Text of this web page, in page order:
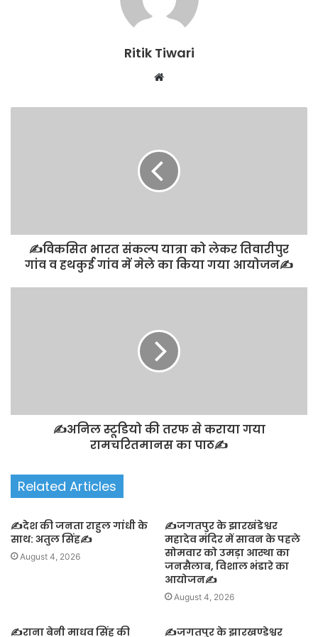
Ritik Tiwari
Website
✍️विकसित भारत संकल्प यात्रा को लेकर तिवारीपुर
गांव व हथकुई गांव में मेले का किया गया आयोजन✍️
✍️अनिल स्टूडियो की तरफ से कराया गया
रामचरितमानस का पाठ✍️
Related Articles
✍️देश की जनता राहुल गांधी के
साथ: अतुल सिंह✍️
August 4, 2026
✍️जगतपुर के झारखंडेश्वर
महादेव मंदिर में सावन के पहले
सोमवार को उमड़ा आस्था का
जनसैलाब, विशाल भंडारे का
आयोजन✍️
August 4, 2026
✍️राना बेनी माधव सिंह की ✍️जगतपुर के झारखण्डेश्वर